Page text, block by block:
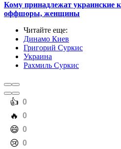
Кому принадлежат украинские
оффшоры, женщины
Читайте еще:
Динамо Киев
Григорий Суркис
Украина
Рахмиль Суркис
️👍 0
️🔥 0
️😄 0
️😢 0